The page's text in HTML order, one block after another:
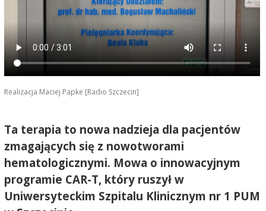
Realizacja Maciej Papke [Radio Szczecin]
Ta terapia to nowa nadzieja dla pacjentów
zmagających się z nowotworami
hematologicznymi. Mowa o innowacyjnym
programie CAR-T, który ruszył w
Uniwersyteckim Szpitalu Klinicznym nr 1 PUM